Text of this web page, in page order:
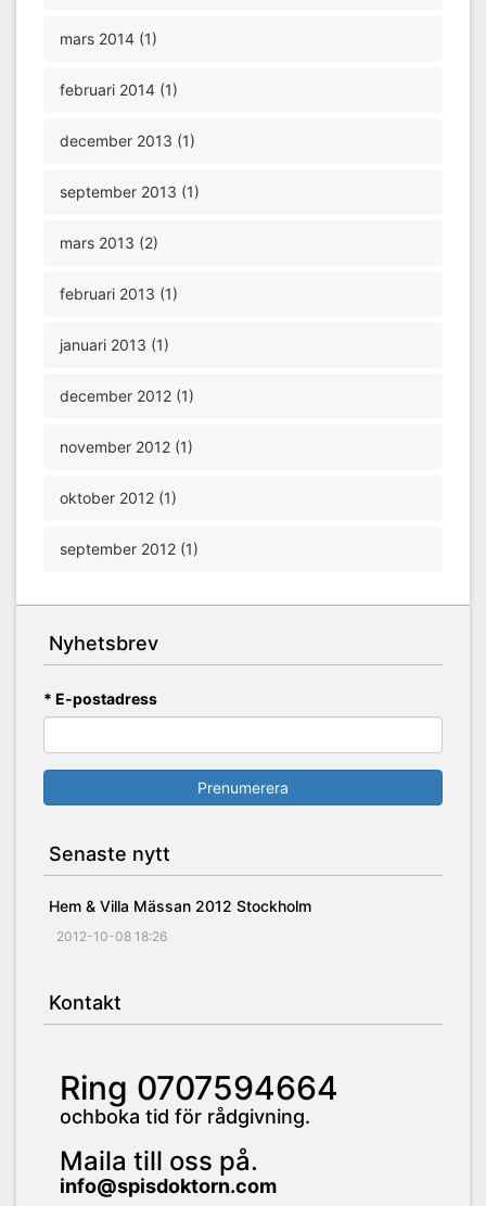
mars 2014 (1)
februari 2014 (1)
december 2013 (1)
september 2013 (1)
mars 2013 (2)
februari 2013 (1)
januari 2013 (1)
december 2012 (1)
november 2012 (1)
oktober 2012 (1)
september 2012 (1)
Nyhetsbrev
* E-postadress
Prenumerera
Senaste nytt
Hem & Villa Mässan 2012 Stockholm
2012-10-08 18:26
Kontakt
Ring 0707594664
ochboka tid för rådgivning.
Maila till oss på.
info@spisdoktorn.com